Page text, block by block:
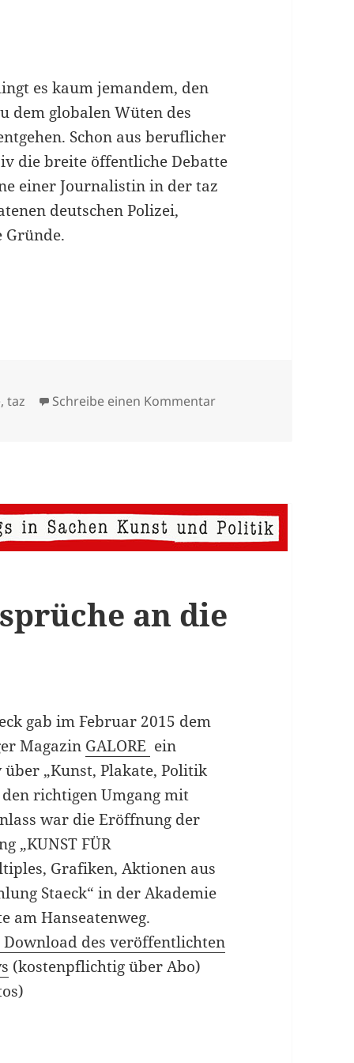
es kaum jemandem, den
dem globalen Wüten des
Schon aus beruflicher
die breite öffentliche Debatte
einer Journalistin in der taz
deutschen Polizei,
Gründe.
,taz Schreibe einen Kommentarzu Freund und Helfer
an die
gab im Februar 2015 dem
Magazin GALORE ein
„Kunst, Plakate, Politik
richtigen Umgang mit
war die Eröffnung der
„KUNST FÜR
Grafiken, Aktionen aus
Staeck“ in der Akademie
am Hanseatenweg.
des veröffentlichten
(kostenpflichtig über Abo)